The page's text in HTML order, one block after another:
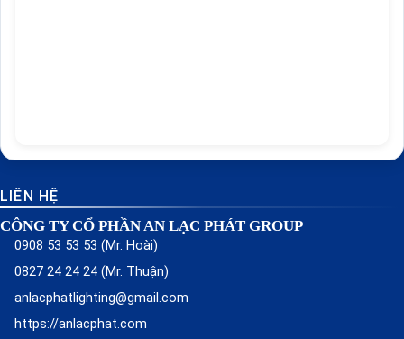
LIÊN HỆ
CÔNG TY CỔ PHẦN AN LẠC PHÁT GROUP
0908 53 53 53 (Mr. Hoài)
0827 24 24 24 (Mr. Thuận)
anlacphatlighting@gmail.com
https://anlacphat.com